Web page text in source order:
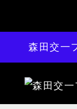
森田交一